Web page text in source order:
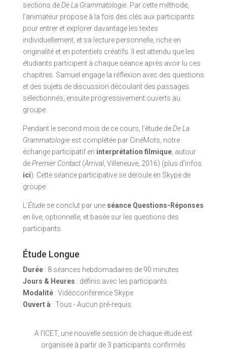
sections deDe La Grammatologie. Par cette méthode,
l’animateur propose à la fois des clés aux participants
pour entrer et explorer davantage les textes
individuellement, et sa lecture personnelle, riche en
originalité et en potentiels créatifs. Il est attendu que les
étudiants participent à chaque séance après avoir lu ces
chapitres. Samuel engage la réflexion avec des questions
et des sujets de discussion découlant des passages
sélectionnés, ensuite progressivement ouverts au
groupe.
Pendant le second mois de ce cours, l’étude deDe La
Grammatologieest complétée par CinéMots, notre
échange participatif en interprétation filmique, autour
dePremier Contact(Arrival, Villeneuve, 2016) (plus d’infos
ici). Cette séance participative se déroule en Skype de
groupe.
L’Étudese conclut par une séance Questions-Réponses
en live, optionnelle, et basée sur les questions des
participants.
Étude Longue
Durée: 8 séances hebdomadaires de 90 minutes
Jours & Heures : définis avec les participants
Modalité: Vidéoconference Skype
Ouvert à : Tous · Aucun pré-requis
A l’ICET, une nouvelle session de chaque étude est
organisée à partir de 3 participants confirmés